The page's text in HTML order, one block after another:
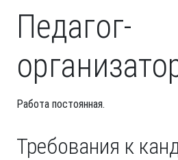
Педагог-
Работа постоянная.
Требования к